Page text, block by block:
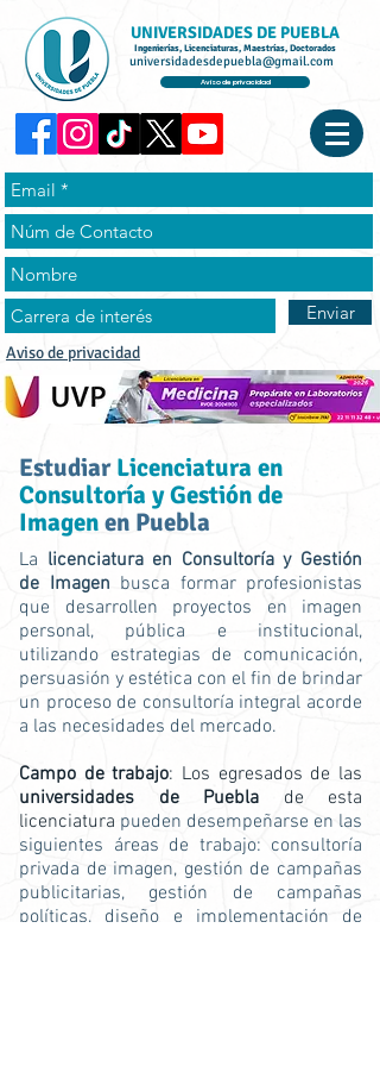
UNIVERSIDADES DE PUEBLA
Ingenierías, Licenciaturas, Maestrías, Doctorados
universidadesdepuebla@gmail.com
Aviso de privacidad
Enviar
Aviso de privacidad
EstudiarLicenciatura en
Consultoría y Gestión de
Imagenen Puebla
La licenciatura en Consultoría y Gestión
de Imagen busca formar profesionistas
que desarrollen proyectos en imagen
personal, pública e institucional,
utilizando estrategias de comunicación,
persuasión y estética con el fin de brindar
un proceso de consultoría integral acorde
a las necesidades del mercado.
Campo de trabajo: Los egresados de las
universidades de Puebla de esta
licenciatura pueden desempeñarse en las
siguientes áreas de trabajo: consultoría
privada de imagen, gestión de campañas
publicitarias, gestión de campañas
políticas, diseño e implementación de